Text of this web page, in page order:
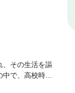
、その生活を謳
で、高校時代
会することに